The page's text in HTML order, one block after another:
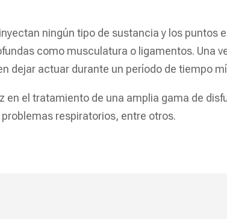
ningún tipo de sustancia y los puntos
como musculatura o ligamentos. Una
dejar actuar durante un período de tiempo
el tratamiento de una amplia gama de
respiratorios, entre otros.